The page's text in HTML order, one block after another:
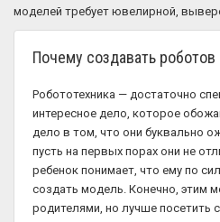
моделей требует ювелирной,
Почему создавать
Робототехника — достаточно
интересное дело, которое
дело в том, что они буквально
пусть на первых порах они не
ребенок понимает, что ему по
создать модель. Конечно, этим
родителями, но лучше посетить